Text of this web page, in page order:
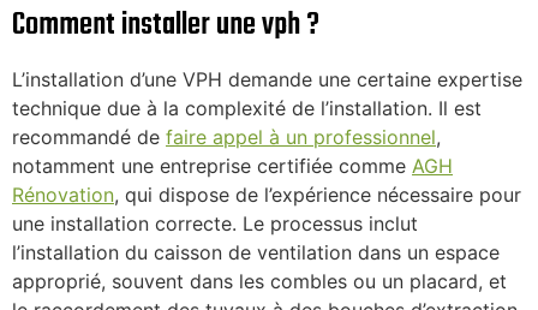
Comment installer une vph ?
L’installation d’une VPH demande une certaine expertise
technique due à la complexité de l’installation. Il est
recommandé de faire appel à un professionnel,
notamment une entreprise certifiée comme AGH
Rénovation, qui dispose de l’expérience nécessaire pour
une installation correcte. Le processus inclut
l’installation du caisson de ventilation dans un espace
approprié, souvent dans les combles ou un placard, et